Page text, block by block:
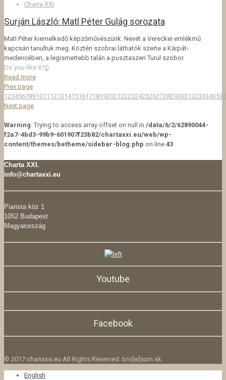
Charta XXI
Surján László: Matl Péter Gulág sorozata
Matl Péter kiemelkedő képzőművészünk. Nevét a Vereckei emlékmű
kapcsán tanultuk meg. Köztéri szobrai láthatók szerte a Kárpát-
medencében, a legismertebb talán a pusztaszeri Turul szobor.
Do you like it?0
Read more
Prev page
1234567891011 12131415161718192021222324252627282930313233343536
Next page
Warning: Trying to access array offset on null in /data/6/2/62890044-
f2a7-4bd3-99b9-601907f23b82/chartaxxi.eu/web/wp-
content/themes/betheme/sidebar-blog.php on line 43
Charta XXI.
info@chartaxxi.eu
Piarista köz 1
1052 Budapest
Magyarország
Youtube
Facebook
© 2017 chartaxxi.eu All Rights Reserved. bro[w]sum.sk
English